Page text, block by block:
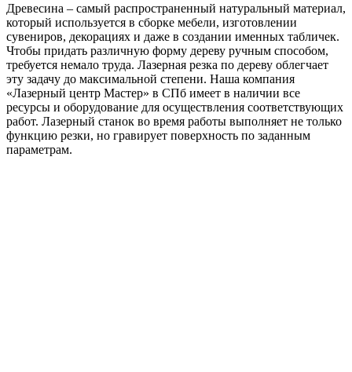
Древесина – самый распространенный натуральный материал,
который используется в сборке мебели, изготовлении
сувениров, декорациях и даже в создании именных табличек.
Чтобы придать различную форму дереву ручным способом,
требуется немало труда. Лазерная резка по дереву облегчает
эту задачу до максимальной степени. Наша компания
«Лазерный центр Мастер» в СПб имеет в наличии все
ресурсы и оборудование для осуществления соответствующих
работ. Лазерный станок во время работы выполняет не только
функцию резки, но гравирует поверхность по заданным
параметрам.